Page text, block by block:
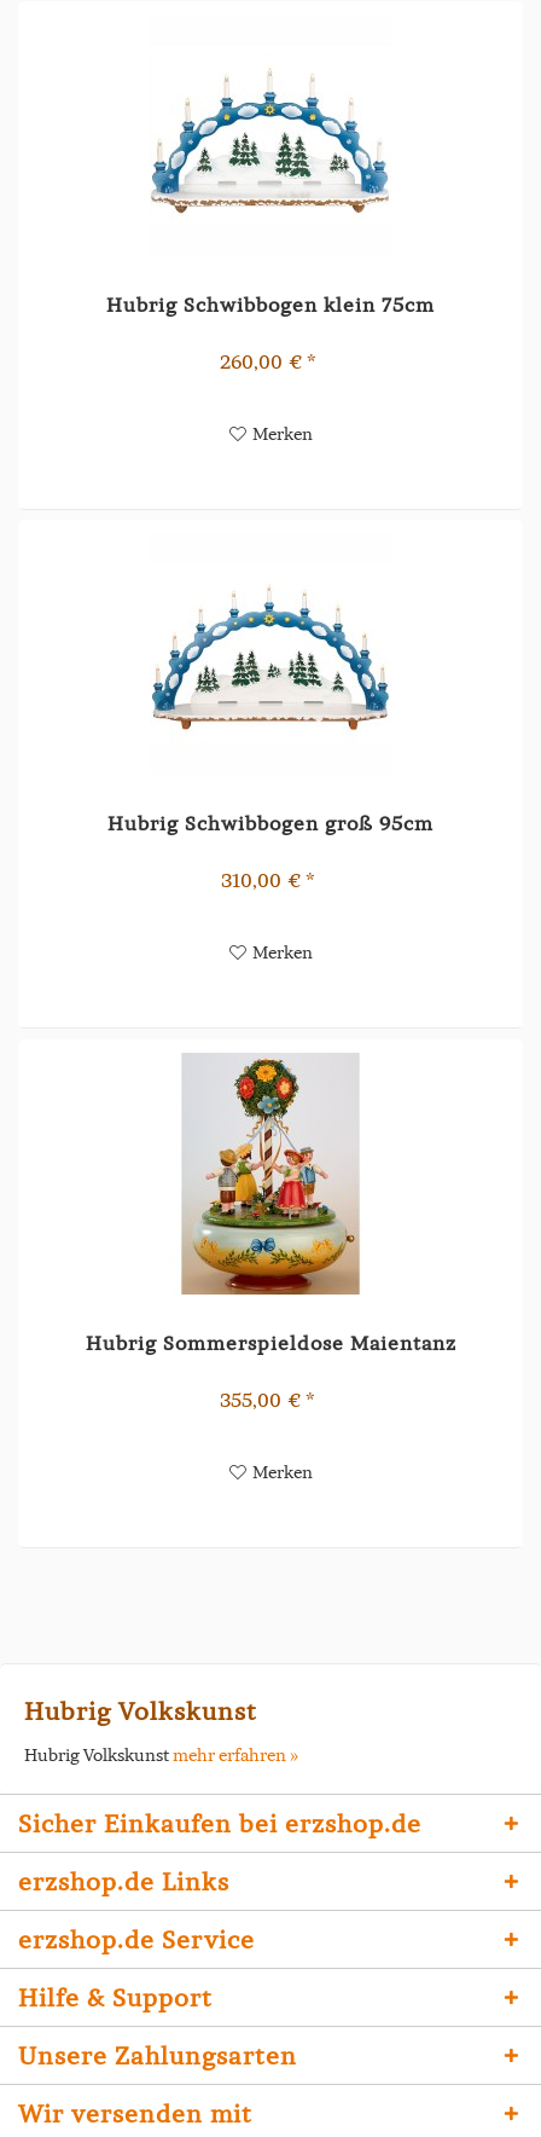
Hubrig Schwibbogen klein 75cm
260,00 € *
Merken
Hubrig Schwibbogen groß 95cm
310,00 € *
Merken
Hubrig Sommerspieldose Maientanz
355,00 € *
Merken
Hubrig Volkskunst
Hubrig Volkskunstmehr erfahren »
Sicher Einkaufen bei erzshop.de
erzshop.de Links
erzshop.de Service
Hilfe & Support
Unsere Zahlungsarten
Wir versenden mit